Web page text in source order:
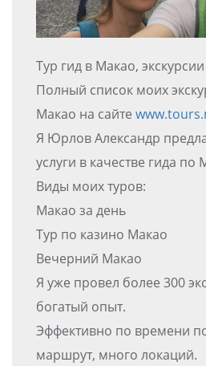
Тур гид в Макао,
Полный список моих
Макао на сайте
Я Юрлов Александр
услуги в качестве гида по
Виды моих туров:
Макао за день
Тур по казино Макао
Вечерний Макао
Я уже провел более 300
богатый опыт.
Эффективно по времени
маршрут, много локаций.